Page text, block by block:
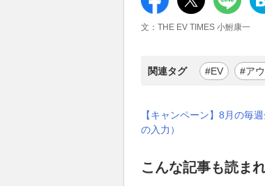
文：THE EV TIMES 小鮒康一
関連タグ #EV #ア
【キャンペーン】8月の毎
の入力）
こんな記事も読ま